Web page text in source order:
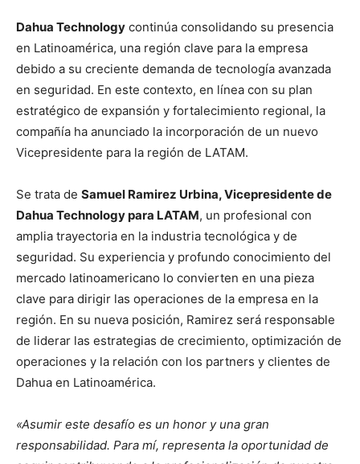
Dahua Technology continúa consolidando su presencia
en Latinoamérica, una región clave para la empresa
debido a su creciente demanda de tecnología avanzada
en seguridad. En este contexto, en línea con su plan
estratégico de expansión y fortalecimiento regional, la
compañía ha anunciado la incorporación de un nuevo
Vicepresidente para la región de LATAM.
Se trata de Samuel Ramirez Urbina, Vicepresidente de
Dahua Technology para LATAM, un profesional con
amplia trayectoria en la industria tecnológica y de
seguridad. Su experiencia y profundo conocimiento del
mercado latinoamericano lo convierten en una pieza
clave para dirigir las operaciones de la empresa en la
región. En su nueva posición, Ramirez será responsable
de liderar las estrategias de crecimiento, optimización de
operaciones y la relación con los partners y clientes de
Dahua en Latinoamérica.
«Asumir este desafío es un honor y una gran
responsabilidad. Para mí, representa la oportunidad de